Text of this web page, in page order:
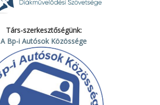
Társ-szerkesztőségünk:
A Bp-i Autósok Közössége